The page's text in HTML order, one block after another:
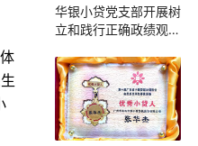
华银小贷党支部开展树
立和践行正确政绩观学
生活会